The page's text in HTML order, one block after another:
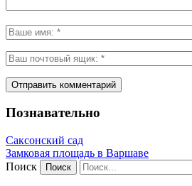
Познавательно
Саксонский сад
Замковая площадь в Варшаве
Поиск